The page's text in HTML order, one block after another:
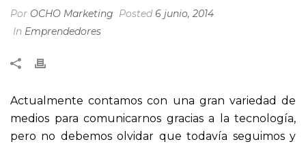
Por OCHO Marketing Posted 6 junio, 2014
In Emprendedores
Actualmente contamos con una gran variedad de
medios para comunicarnos gracias a la tecnología,
pero no debemos olvidar que todavía seguimos y